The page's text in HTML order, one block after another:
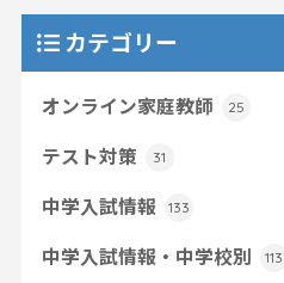
カテゴリー
オンライン家庭教師 25
テスト対策 31
中学入試情報 133
中学入試情報・中学校別 113